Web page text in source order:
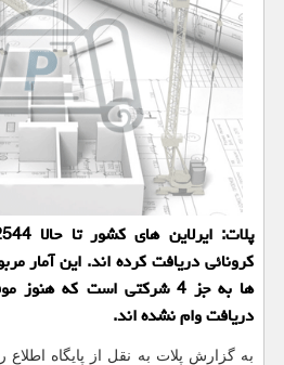
کرونائی دریافت کرده اند. این آمار
ها به جز 4 شرکتی است که
دریافت وام نشده اند.
به گزارش پلات به نقل از پایگاه اطلاع